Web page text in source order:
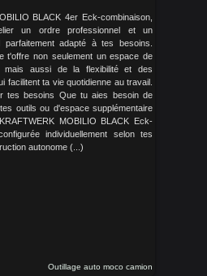
BLACK 4er Eck-combinaison,
un ordre professionnel et un
parfaitement adapté à tes besoins.
t'offre non seulement un espace de
mais aussi de la flexibilité et des
facilitent ta vie quotidienne au travail.
tes besoins Que tu aies besoin de
outils ou d'espace supplémentaire
MOBILIO BLACK Eck-
individuellement selon tes
autonome (...)
Outillage auto moco camion